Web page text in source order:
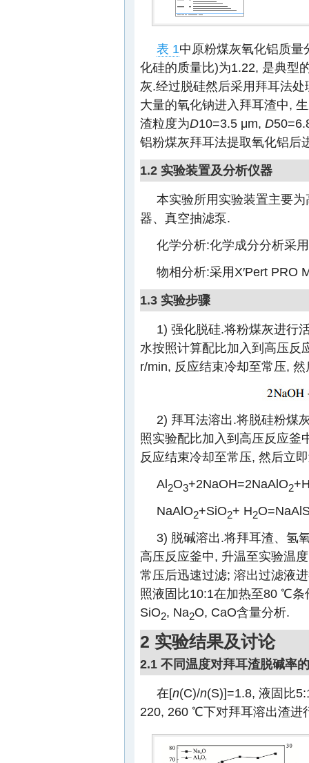
表 1中原粉煤灰氧化铝质
化硅的质量比)为1.22, 是典型
灰.经过脱硅然后采用拜耳法
大量的氧化钠进入拜耳渣中,
渣粒度为D10=3.5 μm, D
铝粉煤灰拜耳法提取氧化铝后
1.2 实验装置及分析仪器
本实验所用实验装置主要
器、真空抽滤泵.
化学分析:化学成分分析采
物相分析:采用X′Pert PRO
1.3 实验步骤
1) 强化脱硅.将粉煤灰进行
水按照计算配比加入到高压反
r/min, 反应结束冷却至常压,
2) 拜耳法溶出.将脱硅粉煤
照实验配比加入到高压反应釜
反应结束冷却至常压, 然后立
Al2O3+2NaOH=2NaAlO2
NaAlO2+SiO2+ H2
3) 脱碱溶出.将拜耳渣、氢
高压反应釜中, 升温至实验温
常压后迅速过滤; 溶出过滤液
照液固比10:1在加热至80 ℃条
SiO2, Na2O, CaO含量分析.
2 实验结果及讨论
2.1 不同温度对拜耳渣脱碱率
在[n(C)/n(S)]=1.8, 液固比
220, 260 ℃下对拜耳溶出渣进